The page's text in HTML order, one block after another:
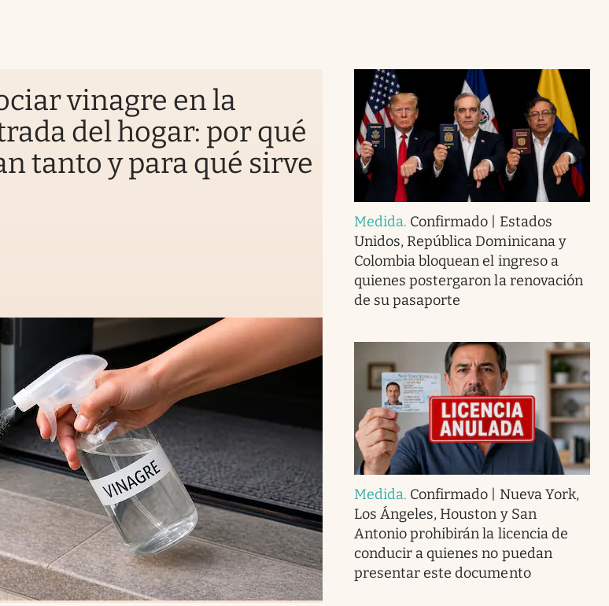
vinagre en la
del hogar: por qué
tanto y para qué sirve
Medida. Confirmado | Estados
Unidos, República Dominicana y
Colombia bloquean el ingreso a
quienes postergaron la renovación
de su pasaporte
Medida. Confirmado | Nueva York,
Los Ángeles, Houston y San
Antonio prohibirán la licencia de
conducir a quienes no puedan
presentar este documento